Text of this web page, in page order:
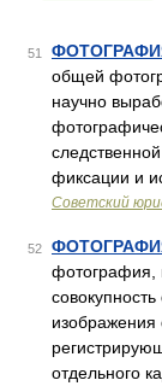
51
общей
научно
фиксации и
Советский
52
фотография,
изображения
отдельного